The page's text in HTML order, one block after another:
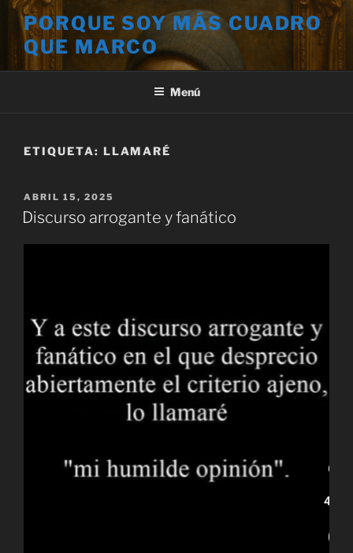
Saltar
contenido
PORQUE SOY MÁS CUADRO
QUE MARCO
Menú
ETIQUETA: LLAMARÉ
PUBLICADO
EL
ABRIL 15, 2025
Discurso arrogante y fanático